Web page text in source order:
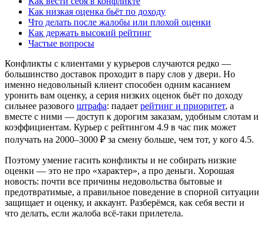
Как низкая оценка бьёт по доходу
Что делать после жалобы или плохой оценки
Как держать высокий рейтинг
Частые вопросы
Конфликты с клиентами у курьеров случаются редко —
большинство доставок проходит в пару слов у двери. Но
именно недовольный клиент способен одним касанием
уронить вам оценку, а серия низких оценок бьёт по доходу
сильнее разового штрафа: падает рейтинг и приоритет, а
вместе с ними — доступ к дорогим заказам, удобным слотам и
коэффициентам. Курьер с рейтингом 4.9 в час пик может
получать на 2000–3000 ₽ за смену больше, чем тот, у кого 4.5.
Поэтому умение гасить конфликты и не собирать низкие
оценки — это не про «характер», а про деньги. Хорошая
новость: почти все причины недовольства бытовые и
предотвратимые, а правильное поведение в спорной ситуации
защищает и оценку, и аккаунт. Разберёмся, как себя вести и
что делать, если жалоба всё-таки прилетела.